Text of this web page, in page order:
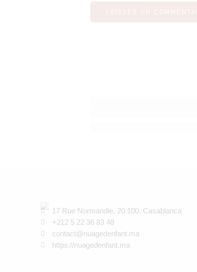
17 Rue Normandie, 20 100, Casablanca
+212 5 22 36 83 48
contact@nuagedenfant.ma
https://nuagedenfant.ma